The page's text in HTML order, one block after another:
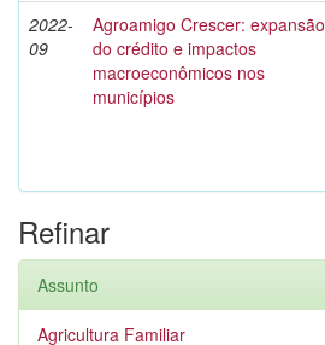
2022-
09
Agroamigo Crescer: expansão
do crédito e impactos
macroeconômicos nos
municípios
Refinar
Assunto
Agricultura Familiar